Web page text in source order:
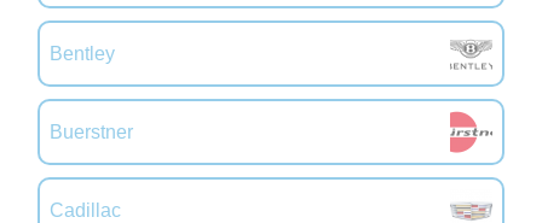
Bentley
Buerstner
Cadillac